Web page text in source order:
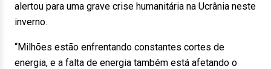
alertou para uma grave crise humanitária na Ucrânia neste
inverno.
“Milhões estão enfrentando constantes cortes de
energia, e a falta de energia também está afetando o